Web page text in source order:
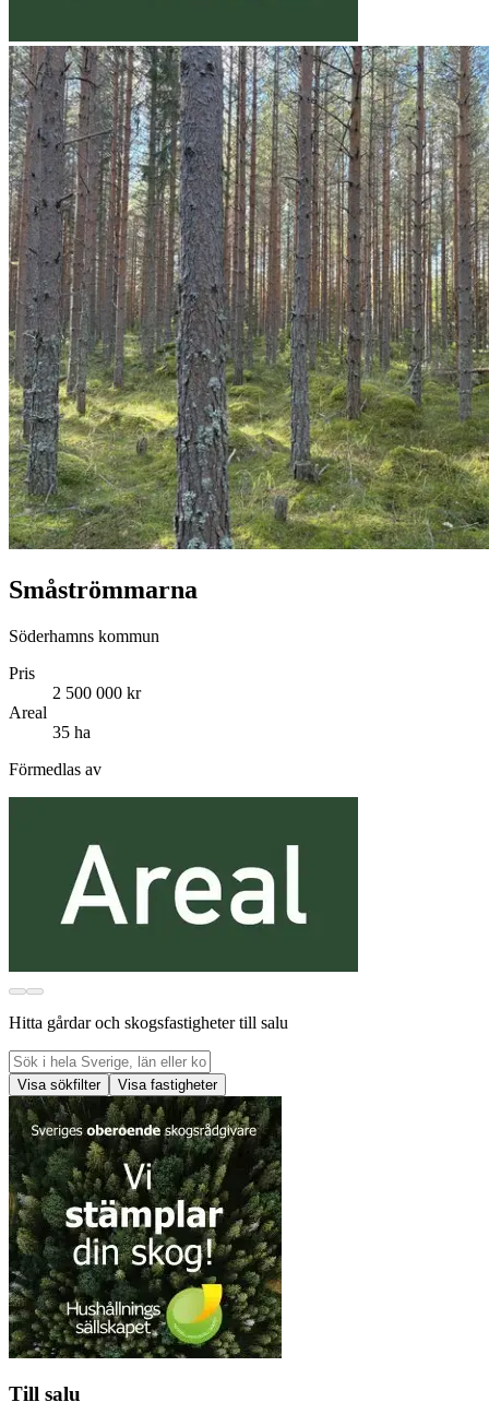
Småströmmarna
Söderhamns kommun
Pris
2 500 000 kr
Areal
35 ha
Förmedlas av
Hitta gårdar och skogsfastigheter till salu
Visa sökfilter Visa fastigheter
Till salu